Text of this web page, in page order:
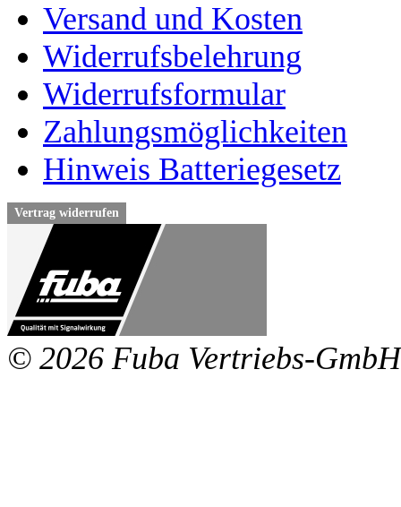
Versand und Kosten
Widerrufsbelehrung
Widerrufsformular
Zahlungsmöglichkeiten
Hinweis Batteriegesetz
Vertrag widerrufen
© 2026 Fuba Vertriebs-GmbH